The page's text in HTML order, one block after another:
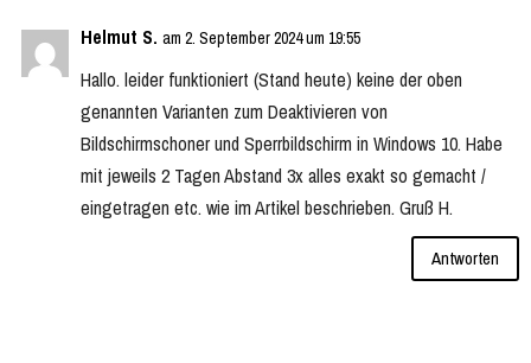
Helmut S. am 2. September 2024 um 19:55
Hallo. leider funktioniert (Stand heute) keine der oben
genannten Varianten zum Deaktivieren von
Bildschirmschoner und Sperrbildschirm in Windows 10. Habe
mit jeweils 2 Tagen Abstand 3x alles exakt so gemacht /
eingetragen etc. wie im Artikel beschrieben. Gruß H.
Antworten